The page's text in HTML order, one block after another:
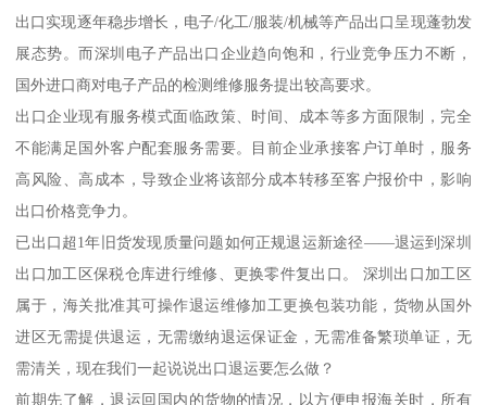
出口实现逐年稳步增长，电子/化工/服装/机械等产品出口呈现蓬勃发
展态势。而深圳电子产品出口企业趋向饱和，行业竞争压力不断，
国外进口商对电子产品的检测维修服务提出较高要求。
出口企业现有服务模式面临政策、时间、成本等多方面限制，完全
不能满足国外客户配套服务需要。目前企业承接客户订单时，服务
高风险、高成本，导致企业将该部分成本转移至客户报价中，影响
出口价格竞争力。
已出口超1年旧货发现质量问题如何正规退运新途径——退运到深圳
出口加工区保税仓库进行维修、更换零件复出口。 深圳出口加工区
属于，海关批准其可操作退运维修加工更换包装功能，货物从国外
进区无需提供退运，无需缴纳退运保证金，无需准备繁琐单证，无
需清关，现在我们一起说说出口退运要怎么做？
前期先了解，退运回国内的货物的情况，以方便申报海关时，所有